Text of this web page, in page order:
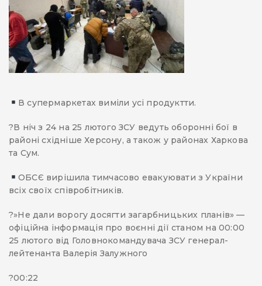
В супермаркетах виміли усі продуктти.
?В ніч з 24 на 25 лютого ЗСУ ведуть оборонні бої в
районі східніше Херсону, а також у районах Харкова
та Сум.
ОБСЄ вирішила тимчасово евакуювати з України
всіх своїх співробітників.
?»Не дали ворогу досягти загарбницьких планів» —
офіційна інформація про воєнні дії станом на 00:00
25 лютого від Головнокомандувача ЗСУ генерал-
лейтенанта Валерія Залужного
?00:22